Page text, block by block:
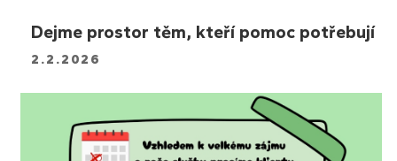
Dejme prostor těm, kteří pomoc potřebují
2.2.2026